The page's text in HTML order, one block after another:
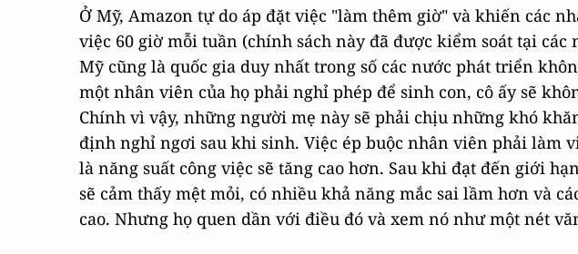
Ở Mỹ, Amazon tự do áp đặt việc "làm thêm giờ" và khiến các
việc 60 giờ mỗi tuần (chính sách này đã được kiểm soát tại các
Mỹ cũng là quốc gia duy nhất trong số các nước phát triển
một nhân viên của họ phải nghỉ phép để sinh con, cô ấy sẽ
Chính vì vậy, những người mẹ này sẽ phải chịu những khó
định nghỉ ngơi sau khi sinh. Việc ép buộc nhân viên phải làm
là năng suất công việc sẽ tăng cao hơn. Sau khi đạt đến giới
sẽ cảm thấy mệt mỏi, có nhiều khả năng mắc sai lầm hơn và
cao. Nhưng họ quen dần với điều đó và xem nó như một nét